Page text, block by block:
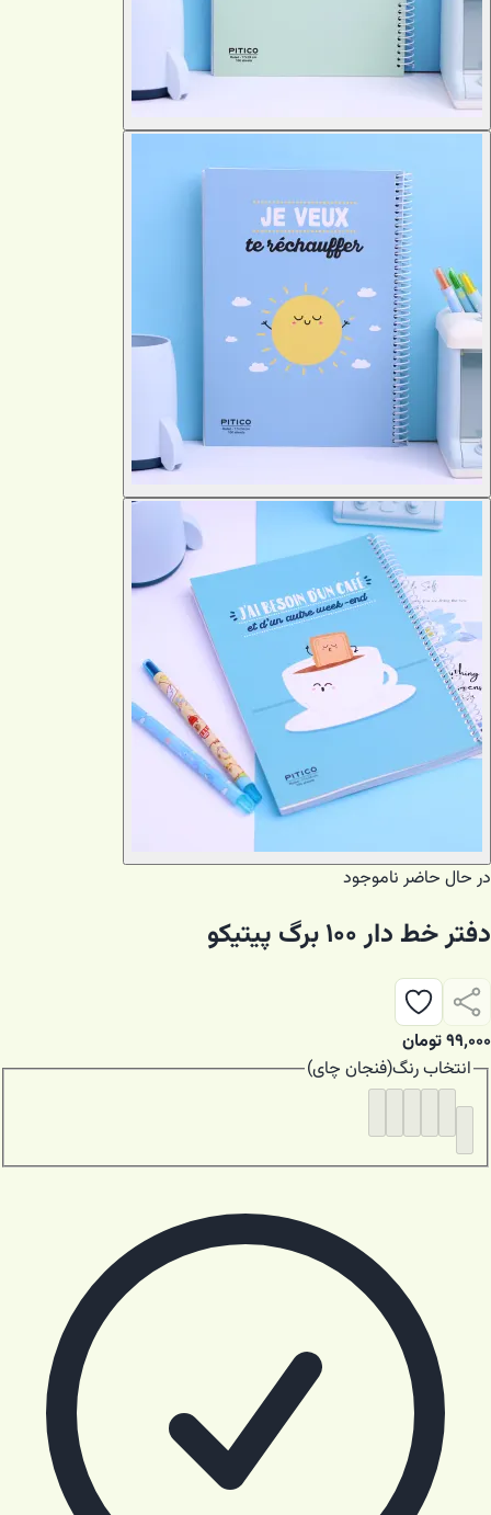
در حال حاضر ناموجود
دفتر خط دار ۱۰۰ برگ پیتیکو
۹۹٬۰۰۰تومان
انتخابرنگ(فنجان چای)